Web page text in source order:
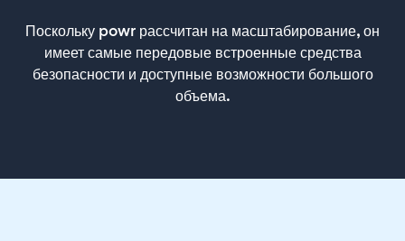
Поскольку powr рассчитан на масштабирование, он
имеет самые передовые встроенные средства
безопасности и доступные возможности большого
объема.